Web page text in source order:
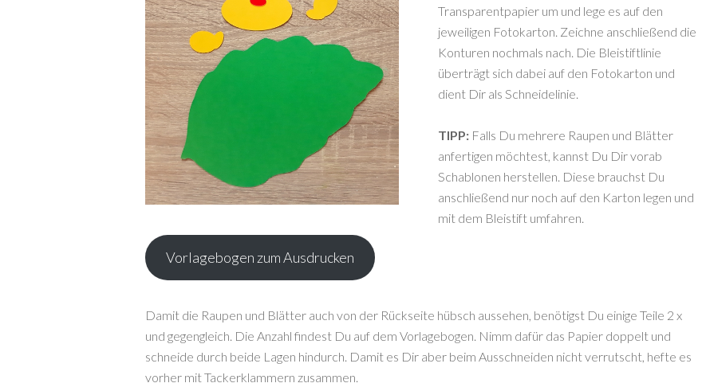
Vorlagebogen zum Ausdrucken
Transparentpapier um und lege es auf den
jeweiligen Fotokarton. Zeichne anschließend die
Konturen nochmals nach. Die Bleistiftlinie
überträgt sich dabei auf den Fotokarton und
dient Dir als Schneidelinie.
TIPP: Falls Du mehrere Raupen und Blätter
anfertigen möchtest, kannst Du Dir vorab
Schablonen herstellen. Diese brauchst Du
anschließend nur noch auf den Karton legen und
mit dem Bleistift umfahren.
Damit die Raupen und Blätter auch von der Rückseite hübsch aussehen, benötigst Du einige Teile 2 x
und gegengleich. Die Anzahl findest Du auf dem Vorlagebogen. Nimm dafür das Papier doppelt und
schneide durch beide Lagen hindurch. Damit es Dir aber beim Ausschneiden nicht verrutscht, hefte es
vorher mit Tackerklammern zusammen.